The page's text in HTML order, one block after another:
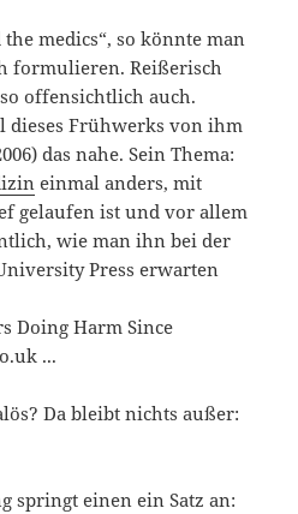
medics“, so könnte man
formulieren. Reißerisch
offensichtlich auch.
dieses Frühwerks von ihm
das nahe. Sein Thema:
einmal anders, mit
gelaufen ist und vor allem
wie man ihn bei der
Press erwarten
Da bleibt nichts außer:
springt einen ein Satz an: